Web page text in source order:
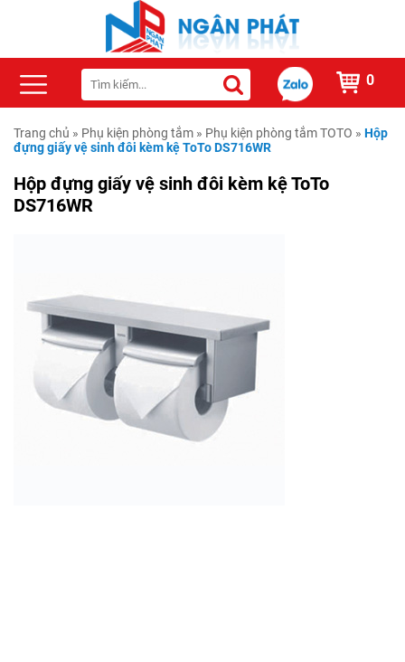
0
Trang chủ » Phụ kiện phòng tắm » Phụ kiện phòng tắm TOTO » Hộp
đựng giấy vệ sinh đôi kèm kệ ToTo DS716WR
Hộp đựng giấy vệ sinh đôi kèm kệ ToTo
DS716WR